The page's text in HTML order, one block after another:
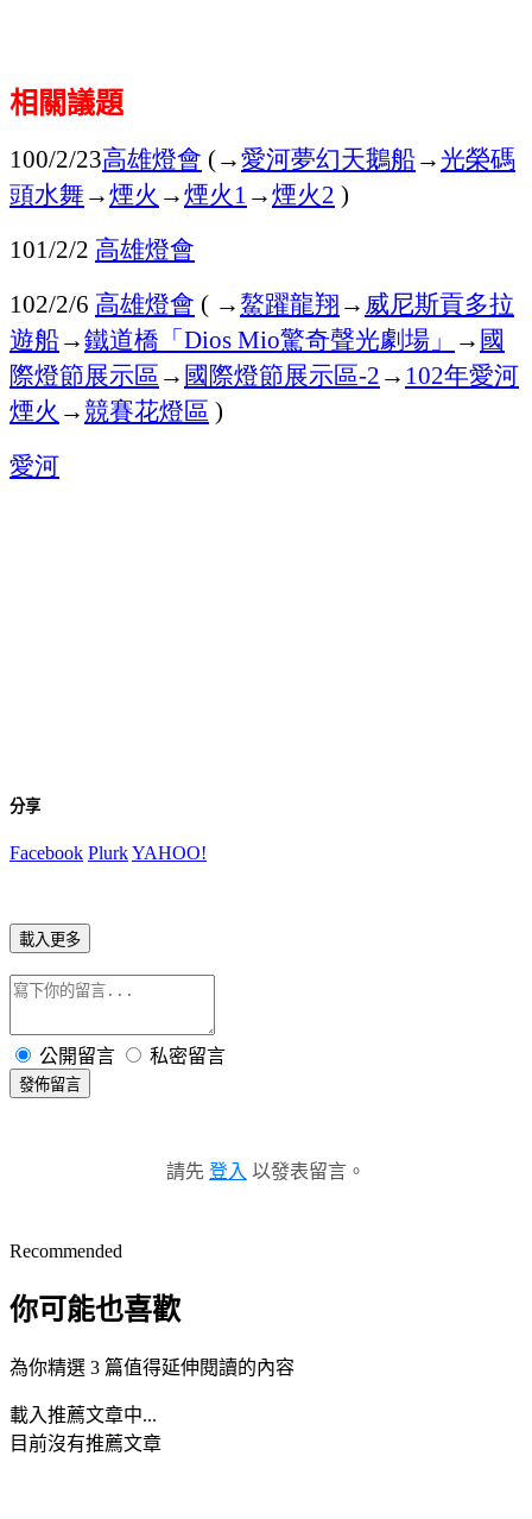
相關議題
100/2/23高雄燈會 (→愛河夢幻天鵝船→光榮碼
頭水舞→煙火 →煙火 1 →煙火2 )
101/2/2 高雄燈會
102/2/6 高雄燈會 ( →鰲躍龍翔→威尼斯貢多拉
遊船→鐵道橋「Dios Mio驚奇聲光劇場」 →國
際燈節展示區→國際燈節展示區-2 → 102年愛河
煙火 →競賽花燈區 )
愛河
分享
Facebook PlurkYAHOO!
載入更多
公開留言 私密留言
發佈留言
請先 登入 以發表留言。
Recommended
你可能也喜歡
為你精選 3 篇值得延伸閱讀的內容
載入推薦文章中...
目前沒有推薦文章